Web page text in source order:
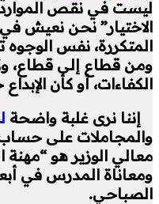
ليست في نقص
الاختيار” نحن نعيش
المتكررة، نفس
ومن قطاع إلى قطاع،
الكفاءات، أو كأن
إننا نرى غلبة واضحة
والمجاملات على حساب
معالي الوزير هو “مهنة
ومعاناة المدرس في
الصباحي.